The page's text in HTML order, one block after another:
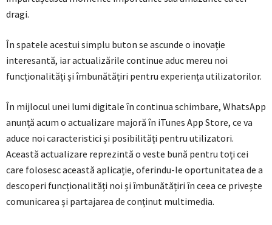
dragi.
În spatele acestui simplu buton se ascunde o inovație
interesantă, iar actualizările continue aduc mereu noi
funcționalități și îmbunătățiri pentru experiența utilizatorilor.
În mijlocul unei lumi digitale în continua schimbare, WhatsApp
anunță acum o actualizare majoră în iTunes App Store, ce va
aduce noi caracteristici și posibilități pentru utilizatori.
Această actualizare reprezintă o veste bună pentru toți cei
care folosesc această aplicație, oferindu-le oportunitatea de a
descoperi funcționalități noi și îmbunătățiri în ceea ce privește
comunicarea și partajarea de conținut multimedia.